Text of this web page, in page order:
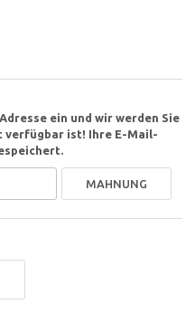
ein und wir werden Sie
verfügbar ist! Ihre E-Mail-
MAHNUNG